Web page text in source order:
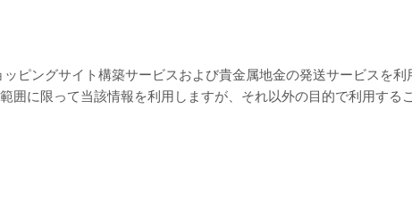
ピングサイト構築サービスおよび貴金属地金の発送サービスを
に限って当該情報を利用しますが、それ以外の目的で利用する